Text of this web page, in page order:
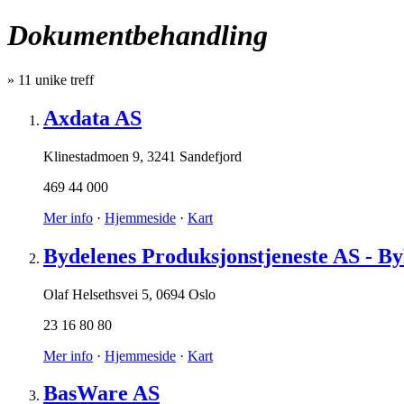
Dokumentbehandling
» 11 unike treff
Axdata AS
Klinestadmoen 9, 3241 Sandefjord
469 44 000
Mer info · Hjemmeside · Kart
Bydelenes Produksjonstjeneste AS -
Olaf Helsethsvei 5, 0694 Oslo
23 16 80 80
Mer info · Hjemmeside · Kart
BasWare AS